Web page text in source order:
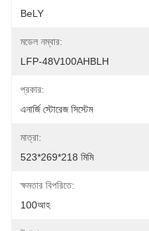
BeLY
মডেল নম্বার:
LFP-48V100AHBLH
প্রকার:
এনার্জি স্টোরেজ সিস্টেম
মাত্রা:
523*269*218 মিমি
ক্ষমতার বিপরিতে:
100আহ